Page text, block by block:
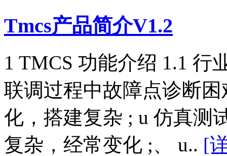
Tmcs产品简介V1.2
1 TMCS 功能介绍 1.1 行
联调过程中故障点诊断
化，搭建复杂 ; u 仿真测
复杂，经常变化 ;、 u.. [